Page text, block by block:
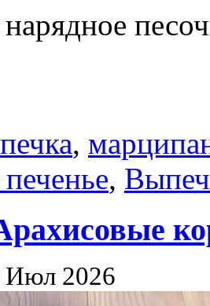
,
,
Июл 2026